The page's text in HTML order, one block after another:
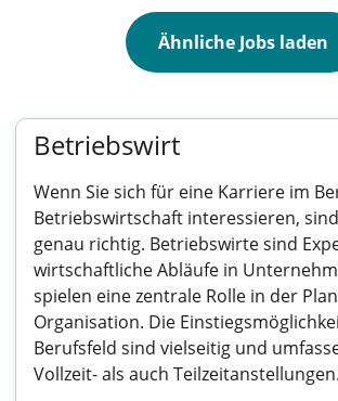
Ähnliche Jobs laden
Betriebswirt
Wenn Sie sich für eine Karriere im
Betriebswirtschaft interessieren,
genau richtig. Betriebswirte sind
wirtschaftliche Abläufe in
spielen eine zentrale Rolle in der
Organisation. Die
Berufsfeld sind vielseitig und
Vollzeit- als auch Teilzeitanstellungen.